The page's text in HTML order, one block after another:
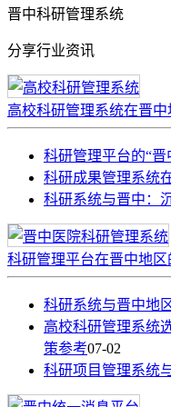
晋中科研管理系统
分享行业资讯
高校科研管理系统在晋
科研管理平台的“晋
科研成果管理系统
科研系统与晋中：
科研管理平台在晋中地
科研系统与晋中地
高校科研管理系统
策参考07-02
科研项目管理系统